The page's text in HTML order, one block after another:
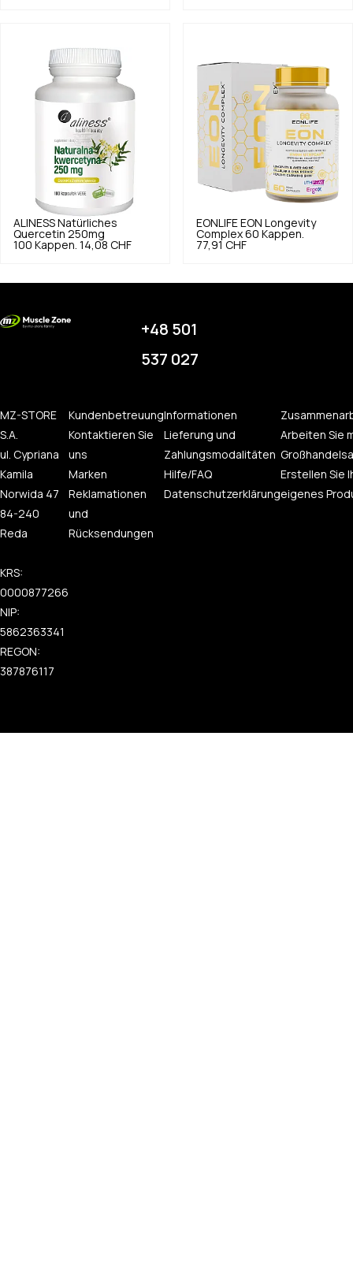
ALINESS Natürliches
Quercetin 250mg
100 Kappen. 14,08 CHF
EONLIFE EON Longevity
Complex 60 Kappen.
77,91 CHF
+48 501
537 027
MZ-STORE
S.A.
ul. Cypriana
Kamila
Norwida 47
84-240
Reda
KRS:
0000877266
NIP:
5862363341
REGON:
387876117
Kundenbetreuung
Kontaktieren Sie
uns
Marken
Reklamationen
und
Rücksendungen
Informationen
Lieferung und
Zahlungsmodalitäten
Hilfe/FAQ
Datenschutzerklärung
Arbeiten Sie
Erstellen Sie
eigenes